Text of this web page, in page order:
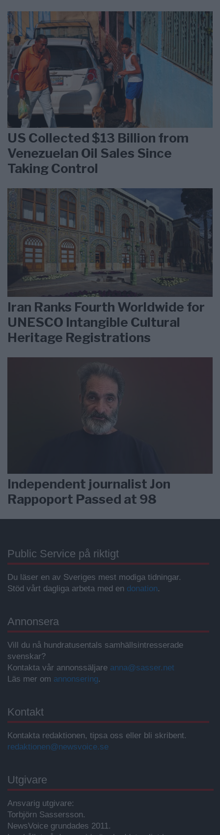
US Collected $13 Billion from
Venezuelan Oil Sales Since
Taking Control
Iran Ranks Fourth Worldwide for
UNESCO Intangible Cultural
Heritage Registrations
Independent journalist Jon
Rappoport Passed at 98
Public Service på riktigt
Du läser en av Sveriges mest modiga tidningar.
Stöd vårt dagliga arbeta med en donation.
Annonsera
Vill du nå hundratusentals samhällsintresserade
svenskar?
Kontakta vår annonssäljare anna@sasser.net
Läs mer om annonsering.
Kontakt
Kontakta redaktionen, tipsa oss eller bli skribent.
redaktionen@newsvoice.se
Utgivare
Ansvarig utgivare:
Torbjörn Sassersson.
NewsVoice grundades 2011.